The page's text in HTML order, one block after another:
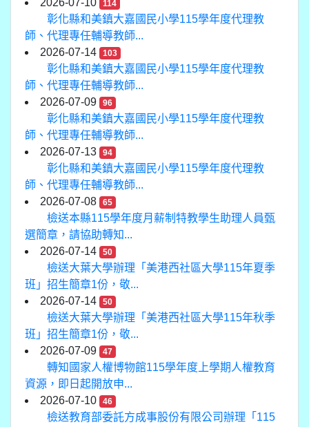
2026-07-10 114
彰化縣和美鎮大嘉國民小學115學年度代理教
師、代理專任輔導教師...
2026-07-14
103
彰化縣和美鎮大嘉國民小學115學年度代理教
師、代理專任輔導教師...
2026-07-09
96
彰化縣和美鎮大嘉國民小學115學年度代理教
師、代理專任輔導教師...
2026-07-13
94
彰化縣和美鎮大嘉國民小學115學年度代理教
師、代理專任輔導教師...
2026-07-08
65
檢送本縣115學年度月薪制特教學生助理人員甄
選簡章，請協助轉知...
2026-07-14
50
檢送大葉大學辦理「美港西社區大學115年夏季
班」招生簡章1份，敬...
2026-07-14
50
檢送大葉大學辦理「美港西社區大學115年秋季
班」招生簡章1份，敬...
2026-07-09
47
轉知國家人權博物館115學年度上學期人權教育
資源，即日起開放申...
2026-07-10
46
檢送教育部委託方成事股份有限公司辦理「115